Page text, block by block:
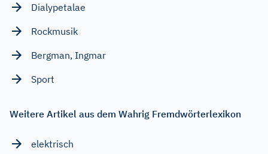
Dialypetalae
Rockmusik
Bergman, Ingmar
Sport
Weitere Artikel aus dem Wahrig Fremdwörterlexikon
elektrisch